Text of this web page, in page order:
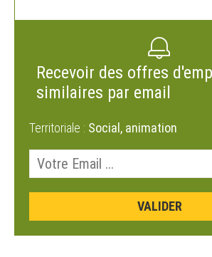
Recevoir des offres
similaires par email
Territoriale : Social, animation